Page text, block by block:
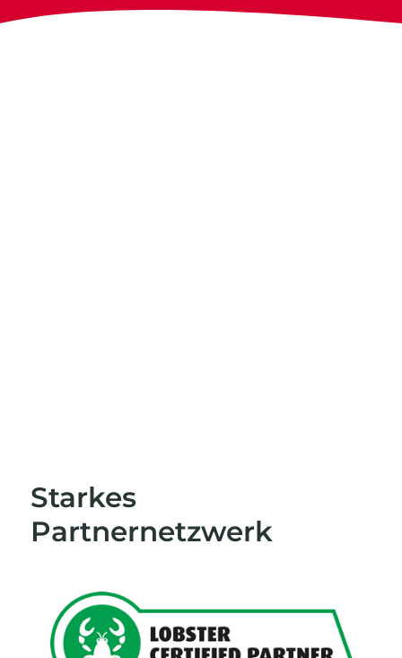
Starkes
Partnernetzwerk